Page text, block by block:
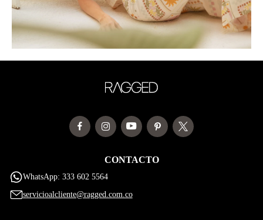
CONTACTO
WhatsApp: 333 602 5564
servicioalcliente@ragged.com.co